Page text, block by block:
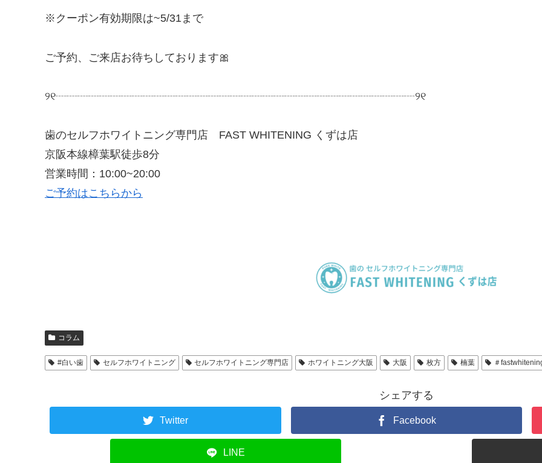
※ クーポン有効期限は~5/31まで
ご予約、ご来店お待ちしております🎀
୨୧┈┈┈┈┈┈┈┈┈┈┈┈┈┈┈┈┈┈┈┈┈┈┈┈┈┈┈┈┈┈┈┈┈୨୧
歯のセルフホワイトニング専門店 FAST WHITENING くずは店
京阪本線樟葉駅徒歩8分
営業時間： 10:00~20:00
ご予約はこちらから
コラム
#白い歯 セルフホワイトニング セルフホワイトニング専門店 ホワイトニング大阪 大阪 枚方 楠葉 ＃
シェアする
Twitter Facebook
LINE